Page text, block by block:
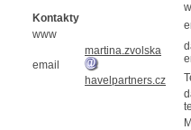
Kontakty
www
email
martina.zvolska
havelpartners.cz